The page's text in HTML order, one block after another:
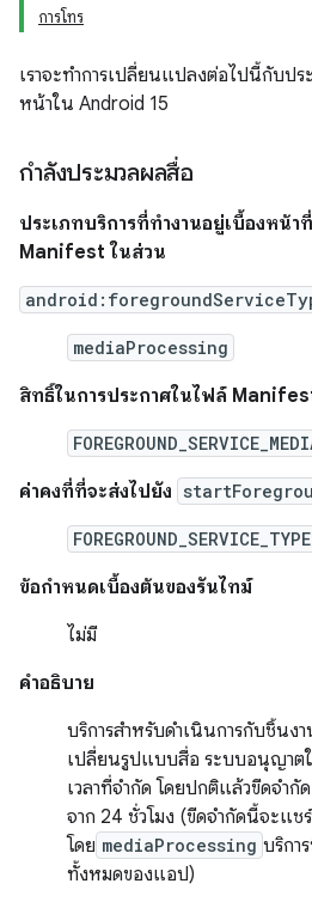
การโทร
เราจะทำการเปลี่ยนแปลงต่อไปนี้กับปร
หน้าใน Android 15
กำลังประมวลผลสื่อ
ประเภทบริการที่ทำงานอยู่เบื้องหน้า
Manifest ในส่วน
mediaProcessing
สิทธิ์ในการประกาศในไฟล์
ค่าคงที่ที่จะส่งไปยัง
ข้อกําหนดเบื้องต้นของรันไทม์
ไม่มี
คำอธิบาย
บริการสําหรับดําเนินการกับชิ้นง
เปลี่ยนรูปแบบสื่อ ระบบอนุญาต
เวลาที่จำกัด โดยปกติแล้วขีดจำกั
จาก 24 ชั่วโมง (ขีดจำกัดนี้จะแชร์
โดย mediaProcessing บริกา
ทั้งหมดของแอป)